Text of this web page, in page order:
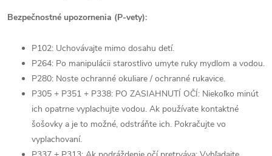
Bezpečnostné upozornenia (P-vety):
P102: Uchovávajte mimo dosahu detí.
P264: Po manipulácii starostlivo umyte ruky mydlom a vodou.
P280: Noste ochranné okuliare / ochranné rukavice.
P305 + P351 + P338: PO ZASIAHNUTÍ OČÍ: Niekoľko minút
ich opatrne vyplachujte vodou. Ak používate kontaktné
šošovky a je to možné, odstráňte ich. Pokračujte vo
vyplachovaní.